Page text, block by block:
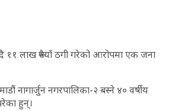
११ लाख रूपैयाँ ठगी गरेको आरोपमा एक जना
नागार्जुन नगरपालिका-२ बस्ने ४० वर्षीय
हुन्।